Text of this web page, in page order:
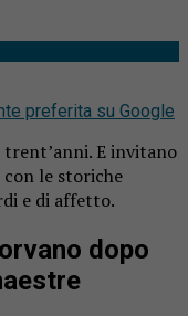
preferita su Google
E invitano
con le storiche
e di affetto.
dopo